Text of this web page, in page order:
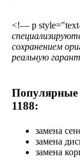
<!— p
сохранением
реальную
Популярные
1188:
замена
замена
замена